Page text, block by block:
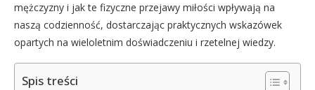
mężczyzny i jak te fizyczne przejawy miłości wpływają na
naszą codzienność, dostarczając praktycznych wskazówek
opartych na wieloletnim doświadczeniu i rzetelnej wiedzy.
Spis treści